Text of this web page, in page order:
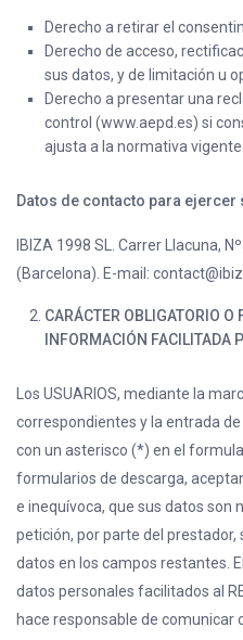
Derecho a retirar el
Derecho de acceso,
sus datos, y de limitación u
Derecho a presentar una
control (www.aepd.es) si
ajusta a la normativa vigente.
Datos de contacto para ejercer
IBIZA 1998 SL. Carrer Llacuna,
(Barcelona). E-mail:
CARÁCTER OBLIGATORIO O
INFORMACIÓN FACILITADA
Los USUARIOS, mediante la
correspondientes y la entrada
con un asterisco (*) en el
formularios de descarga,
e inequívoca, que sus datos son
petición, por parte del prestador,
datos en los campos restantes.
datos personales facilitados al
hace responsable de comunicar